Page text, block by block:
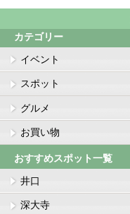
カテゴリー
イベント
スポット
グルメ
お買い物
おすすめスポット一覧
井口
深大寺